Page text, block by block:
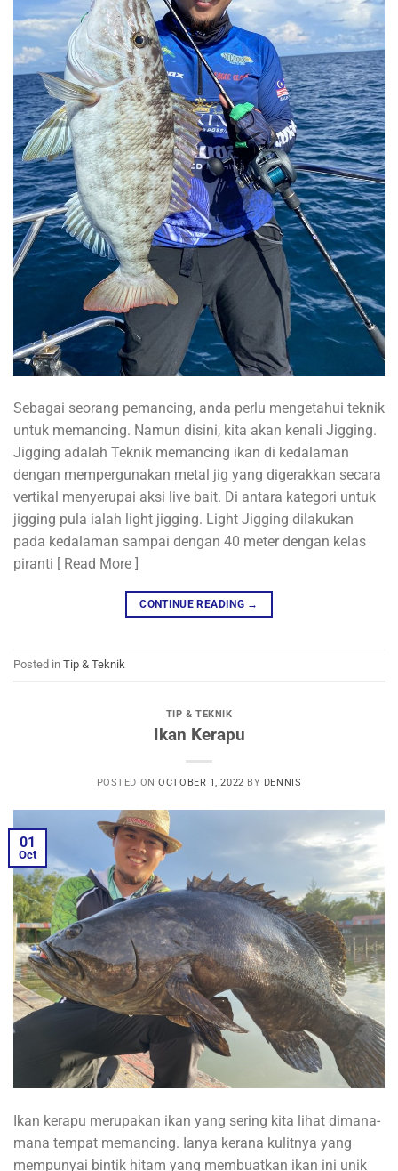
Sebagai seorang pemancing, anda perlu mengetahui teknik
untuk memancing. Namun disini, kita akan kenali Jigging.
Jigging adalah Teknik memancing ikan di kedalaman
dengan mempergunakan metal jig yang digerakkan secara
vertikal menyerupai aksi live bait. Di antara kategori untuk
jigging pula ialah light jigging. Light Jigging dilakukan
pada kedalaman sampai dengan 40 meter dengan kelas
piranti [ Read More ]
CONTINUE READING →
Posted in Tip & Teknik
TIP & TEKNIK
Ikan Kerapu
POSTED ONOCTOBER 1, 2022 BY DENNIS
01
Oct
Ikan kerapu merupakan ikan yang sering kita lihat dimana-
mana tempat memancing. Ianya kerana kulitnya yang
mempunyai bintik hitam yang membuatkan ikan ini unik